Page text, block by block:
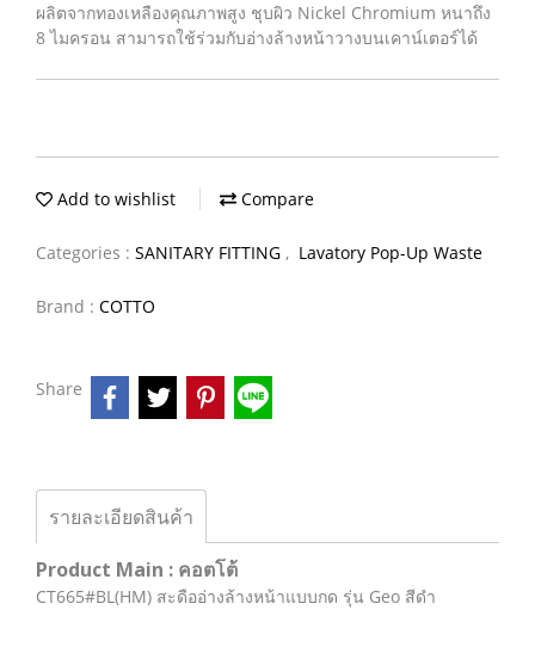
ผลิตจากทองเหลืองคุณภาพสูง ชุบผิว Nickel Chromium หนาถึง
8 ไมครอน สามารถใช้ร่วมกับอ่างล้างหน้าวางบนเคาน์เตอร์ได้
Add to wishlist Compare
Categories : SANITARY FITTING , Lavatory Pop-Up Waste
Brand : COTTO
Share
รายละเอียดสินค้า
Product Main : คอตโต้
CT665#BL(HM) สะดืออ่างล้างหน้าแบบกด รุ่น Geo สีดำ